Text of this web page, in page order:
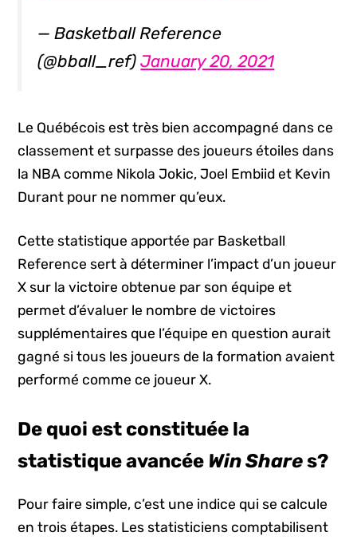
— Basketball Reference
(@bball_ref)January 20, 2021
Le Québécois est très bien accompagné dans ce
classement et surpasse des joueurs étoiles dans
la NBA comme Nikola Jokic, Joel Embiid et Kevin
Durant pour ne nommer qu’eux.
Cette statistique apportée par Basketball
Reference sert à déterminer l’impact d’un joueur
X sur la victoire obtenue par son équipe et
permet d’évaluer le nombre de victoires
supplémentaires que l’équipe en question aurait
gagné si tous les joueurs de la formation avaient
performé comme ce joueur X.
De quoi est constituée la
statistique avancée Win Shares?
Pour faire simple, c’est une indice qui se calcule
en trois étapes. Les statisticiens comptabilisent